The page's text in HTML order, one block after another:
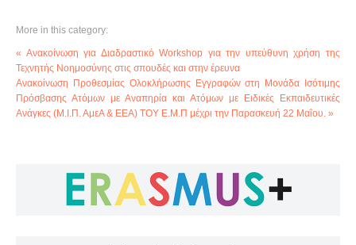
More in this category:
« Ανακοίνωση για Διαδραστικό Workshop για την υπεύθυνη χρήση της
Τεχνητής Νοημοσύνης στις σπουδές και στην έρευνα
Ανακοίνωση Προθεσμίας Ολοκλήρωσης Εγγραφών στη Μονάδα Ισότιμης
Πρόσβασης Ατόμων με Αναπηρία και Ατόμων με Ειδικές Εκπαιδευτικές
Ανάγκες (Μ.Ι.Π. ΑμεΑ & ΕΕΑ) ΤΟΥ Ε.Μ.Π μέχρι την Παρασκευή 22 Μαΐου. »